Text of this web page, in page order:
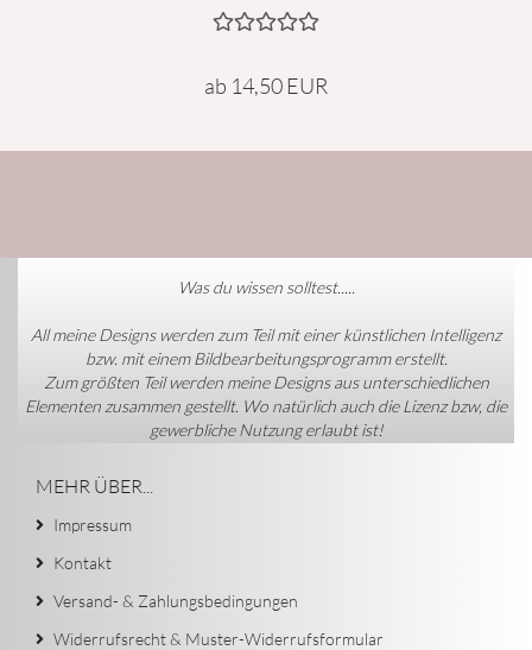
ab 14,50 EUR
Was du wissen solltest.....
All meine Designs werden zum Teil mit einer künstlichen Intelligenz
bzw. mit einem Bildbearbeitungsprogramm erstellt.
Zum größten Teil werden meine Designs aus unterschiedlichen
Elementen zusammen gestellt. Wo natürlich auch die Lizenz bzw, die
gewerbliche Nutzung erlaubt ist!
MEHR ÜBER...
Impressum
Kontakt
Versand- & Zahlungsbedingungen
Widerrufsrecht & Muster-Widerrufsformular